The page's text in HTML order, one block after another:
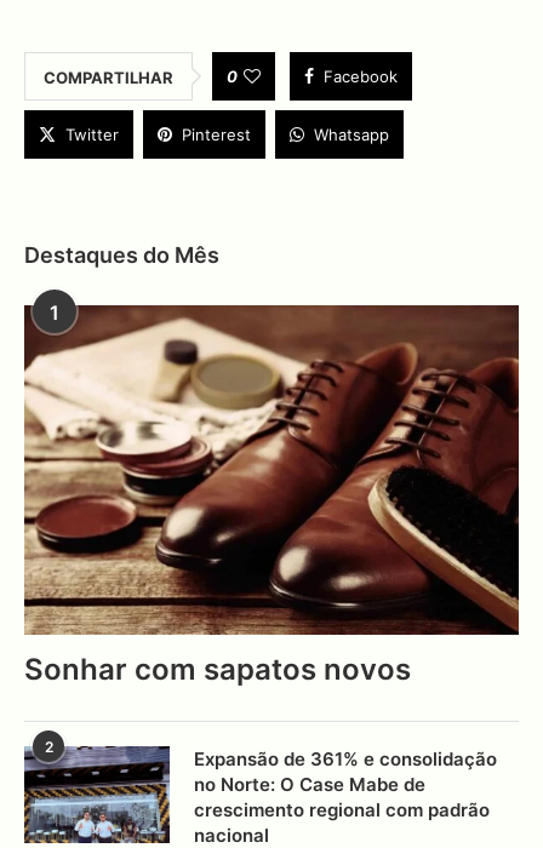
COMPARTILHAR 0 Facebook
Twitter Pinterest Whatsapp
Destaques do Mês
1
Sonhar com sapatos novos
2
Expansão de 361% e consolidação
no Norte: O Case Mabe de
crescimento regional com padrão
nacional